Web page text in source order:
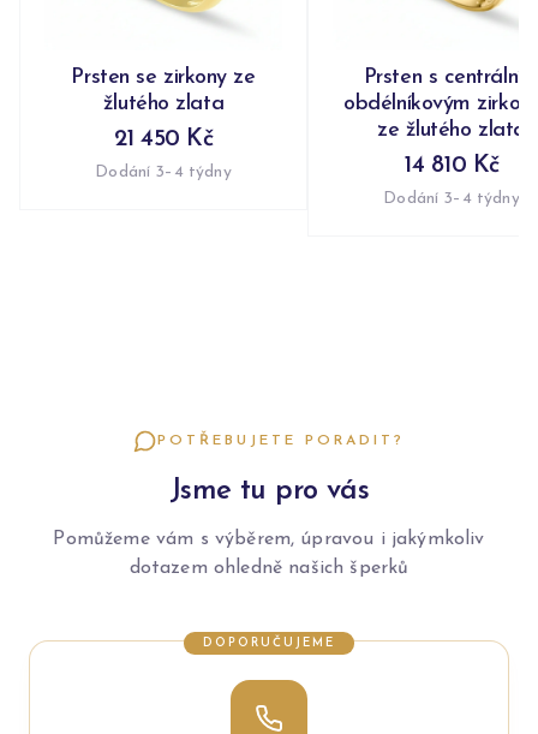
Prsten se zirkony ze
žlutého zlata
21 450 Kč
Dodání 3–4 týdny
Prsten s
obdélníkovým
ze žlutého zlata
14 810 Kč
Dodání 3–4 týdny
POTŘEBUJETE PORADIT?
Jsme tu pro vás
Pomůžeme vám s výběrem, úpravou i jakýmkoliv
dotazem ohledně našich šperků
DOPORUČUJEME